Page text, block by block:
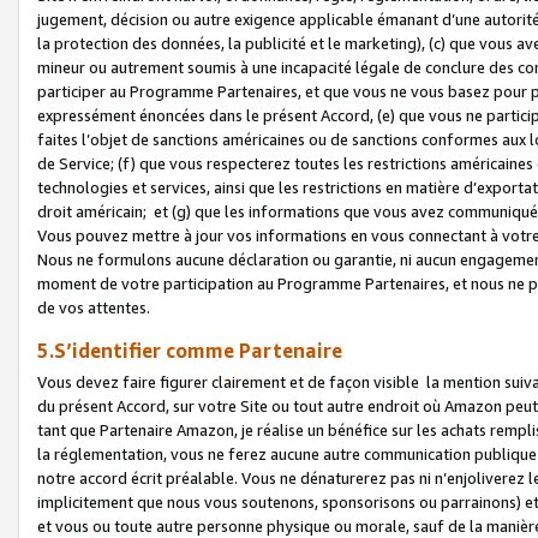
jugement, décision ou autre exigence applicable émanant d’une
la protection des données, la publicité et le marketing), (c) que vous
mineur ou autrement soumis à une incapacité légale de conclure des
participer au Programme Partenaires, et que vous ne vous basez
expressément énoncées dans le présent Accord, (e) que vous ne
faites l’objet de sanctions américaines ou de sanctions conformes
de Service; (f) que vous respecterez toutes les restrictions
technologies et services, ainsi que les restrictions en matière
droit américain; et (g) que les informations que vous avez
Vous pouvez mettre à jour vos informations en vous connectant à
Nous ne formulons aucune déclaration ou garantie, ni aucun
moment de votre participation au Programme Partenaires, et nous
de vos attentes.
5.S’identifier comme Partenaire
Vous devez faire figurer clairement et de façon visible la mention
du présent Accord, sur votre Site ou tout autre endroit où Amazon
tant que Partenaire Amazon, je réalise un bénéfice sur les achats
la réglementation, vous ne ferez aucune autre communication
notre accord écrit préalable. Vous ne dénaturerez pas ni
implicitement que nous vous soutenons, sponsorisons ou parrainons)
et vous ou toute autre personne physique ou morale, sauf de la